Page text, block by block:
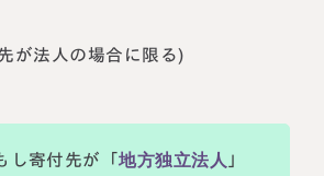
が法人の場合に限る)
し寄付先が「地方独立法人 」